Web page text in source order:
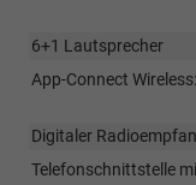
6+1 Lautsprecher
App-Connect
Digitaler
Telefonschnittstelle